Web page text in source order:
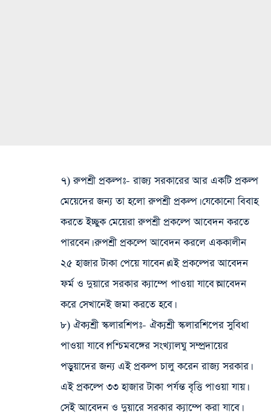
৭) রুপশ্রী প্রকল্পঃ- রাজ্য সরকারের আর একটি প্রকল্প
মেয়েদের জন্য তা হলো রুপশ্রী প্রকল্প। যেকোনো বিবাহ
করতে ইচ্ছুক মেয়েরা রুপশ্রী প্রকল্পে আবেদন করতে
পারবেন। রুপশ্রী প্রকল্পে আবেদন করলে এককালীন
২৫ হাজার টাকা পেয়ে যাবেন।এই প্রকল্পের আবেদন
ফর্ম ও দুয়ারে সরকার ক্যাম্পে পাওয়া যাবে।আবেদন
করে সেখানেই জমা করতে হবে।
৮) ঐক্যশ্রী স্কলারশিপঃ- ঐক্যশ্রী স্কলারশিপের সুবিধা
পাওয়া যাবে।পশ্চিমবঙ্গের সংখ্যালঘু সম্প্রদায়ের
পড়ুয়াদের জন্য এই প্রকল্প চালু করেন রাজ্য সরকার।
এই প্রকল্পে ৩৩ হাজার টাকা পর্যন্ত বৃত্তি পাওয়া যায়।
সেই আবেদন ও দুয়ারে সরকার ক্যাম্পে করা যাবে।